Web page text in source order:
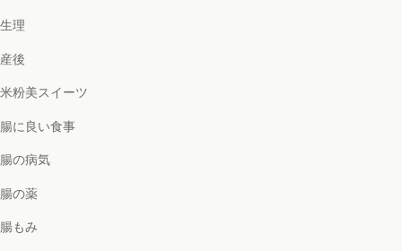
生理
産後
米粉美スイーツ
腸に良い食事
腸の病気
腸の薬
腸もみ